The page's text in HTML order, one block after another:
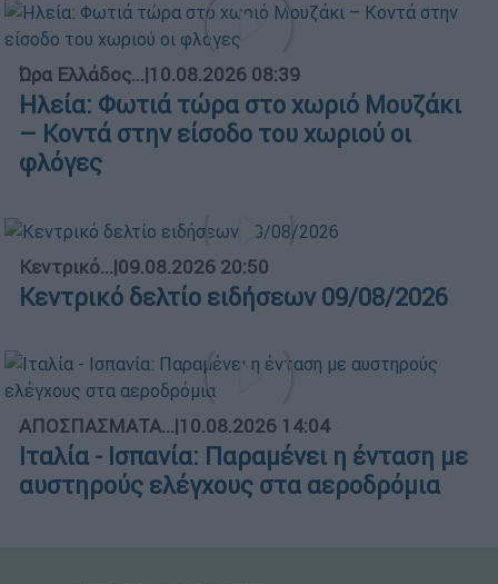
Ώρα Ελλάδος...|10.08.2026 08:39
Ηλεία: Φωτιά τώρα στο χωριό Μουζάκι
– Κοντά στην είσοδο του χωριού οι
φλόγες
Κεντρικό...|09.08.2026 20:50
Κεντρικό δελτίο ειδήσεων 09/08/2026
ΑΠΟΣΠΑΣΜΑΤΑ...|10.08.2026 14:04
Ιταλία - Ισπανία: Παραμένει η ένταση με
αυστηρούς ελέγχους στα αεροδρόμια